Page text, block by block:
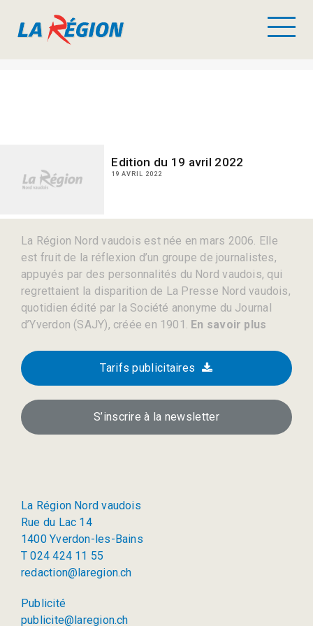
Edition du 19 avril 2022
19 AVRIL 2022
La Région Nord vaudois est née en mars 2006. Elle
est fruit de la réflexion d’un groupe de journalistes,
appuyés par des personnalités du Nord vaudois, qui
regrettaient la disparition de La Presse Nord vaudois,
quotidien édité par la Société anonyme du Journal
d’Yverdon (SAJY), créée en 1901. En savoir plus
Tarifs publicitaires
S’inscrire à la newsletter
La Région Nord vaudois
Rue du Lac 14
1400 Yverdon-les-Bains
T 024 424 11 55
redaction@laregion.ch
Publicité
publicite@laregion.ch